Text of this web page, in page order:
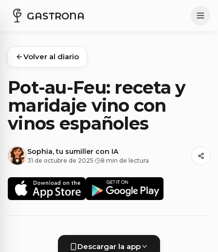
GASTRONA
Volver al diario
Pot-au-Feu: receta y
maridaje vino con
vinos españoles
Sophia, tu sumiller con IA
31 de octubre de 2025· 8 min de lectura
Descargar la app